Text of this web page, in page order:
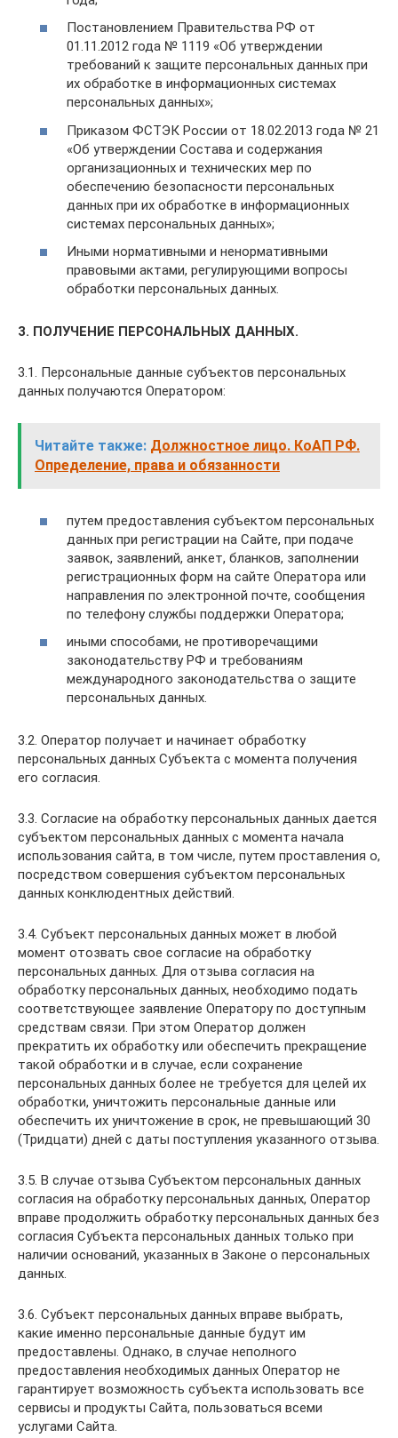
Постановлением Правительства РФ от
01.11.2012 года № 1119 «Об утверждении
требований к защите персональных данных при
их обработке в информационных системах
персональных данных»;
Приказом ФСТЭК России от 18.02.2013 года № 21
«Об утверждении Состава и содержания
организационных и технических мер по
обеспечению безопасности персональных
данных при их обработке в информационных
системах персональных данных»;
Иными нормативными и ненормативными
правовыми актами, регулирующими вопросы
обработки персональных данных.
3. ПОЛУЧЕНИЕ ПЕРСОНАЛЬНЫХ ДАННЫХ.
3.1. Персональные данные субъектов персональных
данных получаются Оператором:
Читайте также: Должностное лицо. КоАП РФ.
Определение, права и обязанности
путем предоставления субъектом персональных
данных при регистрации на Сайте, при подаче
заявок, заявлений, анкет, бланков, заполнении
регистрационных форм на сайте Оператора или
направления по электронной почте, сообщения
по телефону службы поддержки Оператора;
иными способами, не противоречащими
законодательству РФ и требованиям
международного законодательства о защите
персональных данных.
3.2. Оператор получает и начинает обработку
персональных данных Субъекта с момента получения
его согласия.
3.3. Согласие на обработку персональных данных дается
субъектом персональных данных с момента начала
использования сайта, в том числе, путем проставления о,
посредством совершения субъектом персональных
данных конклюдентных действий.
3.4. Субъект персональных данных может в любой
момент отозвать свое согласие на обработку
персональных данных. Для отзыва согласия на
обработку персональных данных, необходимо подать
соответствующее заявление Оператору по доступным
средствам связи. При этом Оператор должен
прекратить их обработку или обеспечить прекращение
такой обработки и в случае, если сохранение
персональных данных более не требуется для целей их
обработки, уничтожить персональные данные или
обеспечить их уничтожение в срок, не превышающий 30
(Тридцати) дней с даты поступления указанного отзыва.
3.5. В случае отзыва Субъектом персональных данных
согласия на обработку персональных данных, Оператор
вправе продолжить обработку персональных данных без
согласия Субъекта персональных данных только при
наличии оснований, указанных в Законе о персональных
данных.
3.6. Субъект персональных данных вправе выбрать,
какие именно персональные данные будут им
предоставлены. Однако, в случае неполного
предоставления необходимых данных Оператор не
гарантирует возможность субъекта использовать все
сервисы и продукты Сайта, пользоваться всеми
услугами Сайта.